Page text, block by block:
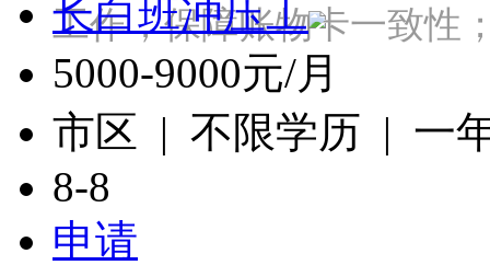
工作，保障账物卡一致
长白班冲压工
5000-9000元/月
市区 | 不限学历 | 一
8-8
申请